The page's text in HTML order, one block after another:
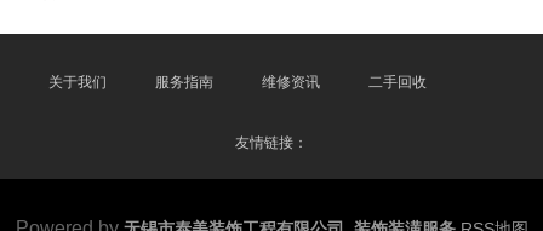
关于我们 服务指南 维修资讯 二手回收
友情链接：